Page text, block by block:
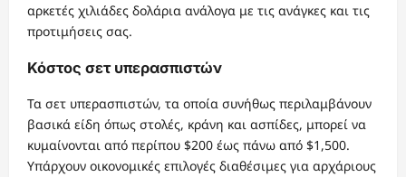
αρκετές χιλιάδες δολάρια ανάλογα με τις ανάγκες και τις
προτιμήσεις σας.
Κόστος σετ υπερασπιστών
Τα σετ υπερασπιστών, τα οποία συνήθως περιλαμβάνουν
βασικά είδη όπως στολές, κράνη και ασπίδες, μπορεί να
κυμαίνονται από περίπου $200 έως πάνω από $1,500.
Υπάρχουν οικονομικές επιλογές διαθέσιμες για αρχάριους